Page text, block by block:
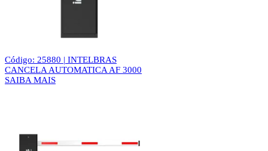
Código: 25880 | INTELBRAS
CANCELA AUTOMATICA AF 3000
SAIBA MAIS